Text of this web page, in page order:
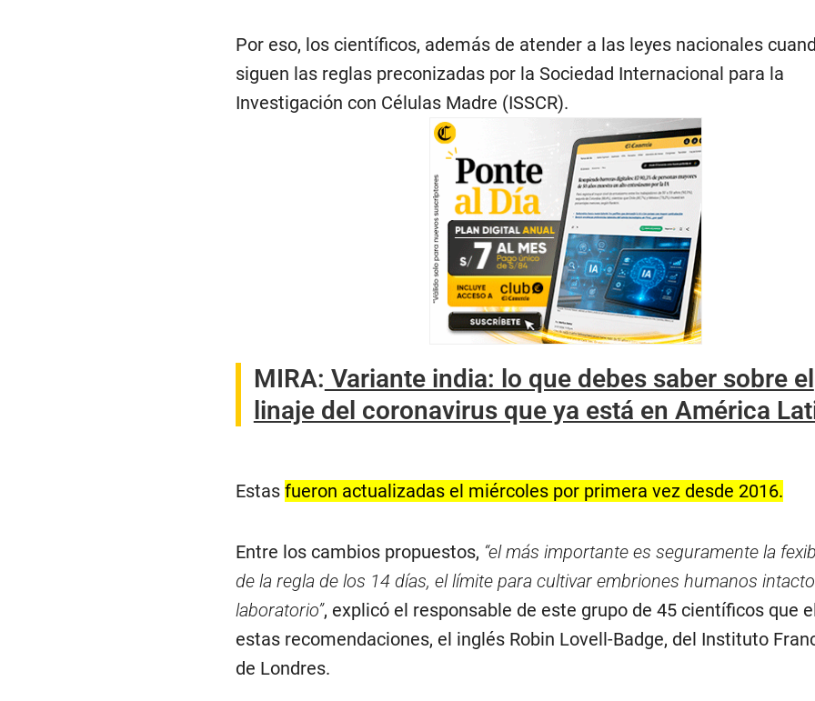
Por eso, los científicos, además de atender a las leyes nacionales
siguen las reglas preconizadas por la Sociedad Internacional para la
Investigación con Células Madre (ISSCR).
MIRA: Variante india: lo que debes saber sobre el
linaje del coronavirus que ya está en América
Estas fueron actualizadas el miércoles por primera vez desde 2016.
Entre los cambios propuestos, “el más importante es seguramente la
de la regla de los 14 días, el límite para cultivar embriones humanos
laboratorio”, explicó el responsable de este grupo de 45 científicos que
estas recomendaciones, el inglés Robin Lovell-Badge, del Instituto
de Londres.